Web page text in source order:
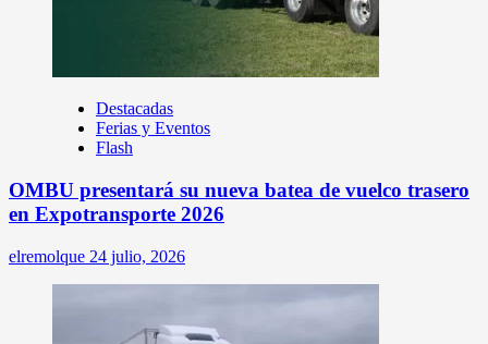
Destacadas
Ferias y Eventos
Flash
OMBU presentará su nueva batea de vuelco trasero
en Expotransporte 2026
elremolque 24 julio, 2026